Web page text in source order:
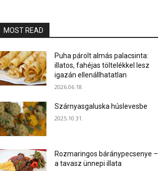
MOST READ
Puha párolt almás palacsinta:
illatos, fahéjas töltelékkel lesz
igazán ellenállhatatlan
2026.06.18.
Szárnyasgaluska húslevesbe
2025.10.31.
Rozmaringos báránypecsenye –
a tavasz ünnepi illata